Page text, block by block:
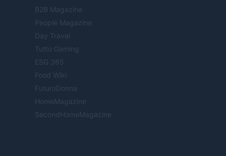
B2B Magazine
People Magazine
Day Travel
Tutto Gaming
ESG 365
Food Wiki
FuturoDonna
HomeMagazine
SecondHomeMagazine